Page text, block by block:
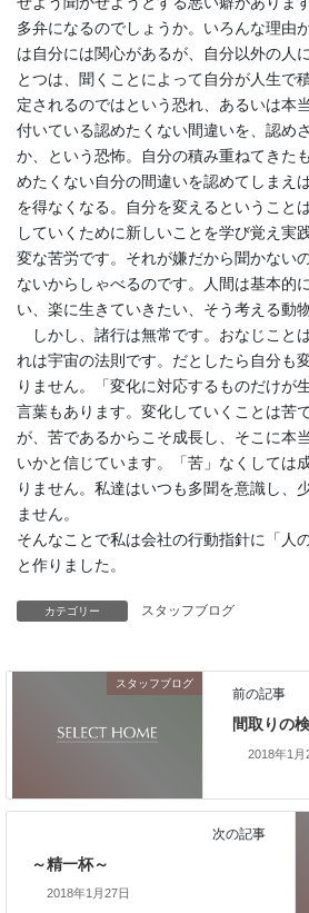
多弁になるのでしょうか。いろんな理由
は自分には関心があるが、自分以外の人
とつは、聞くことによって自分が人生で
定されるのではという恐れ、あるいは本
付いている認めたくない間違いを、認め
か、という恐怖。自分の積み重ねてきた
めたくない自分の間違いを認めてしまえ
を得なくなる。自分を変えるということ
していくために新しいことを学び覚え実
変な苦労です。それが嫌だから聞かない
ないからしゃべるのです。人間は基本的
い、楽に生きていきたい、そう考える動物
しかし、諸行は無常です。おなじこと
れは宇宙の法則です。だとしたら自分も
りません。「変化に対応するものだけが
言葉もあります。変化していくことは苦
が、苦であるからこそ成長し、そこに本
いかと信じています。「苦」なくしては
りません。私達はいつも多聞を意識し、
ません。
そんなことで私は会社の行動指針に「人
と作りました。
カテゴリー スタッフブログ
スタッフブログ
前の記事
間取りの
2018年1月
次の記事
～精一杯～
2018年1月27日